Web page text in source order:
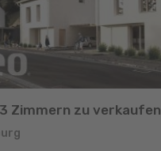
Zimmern zu verkaufen